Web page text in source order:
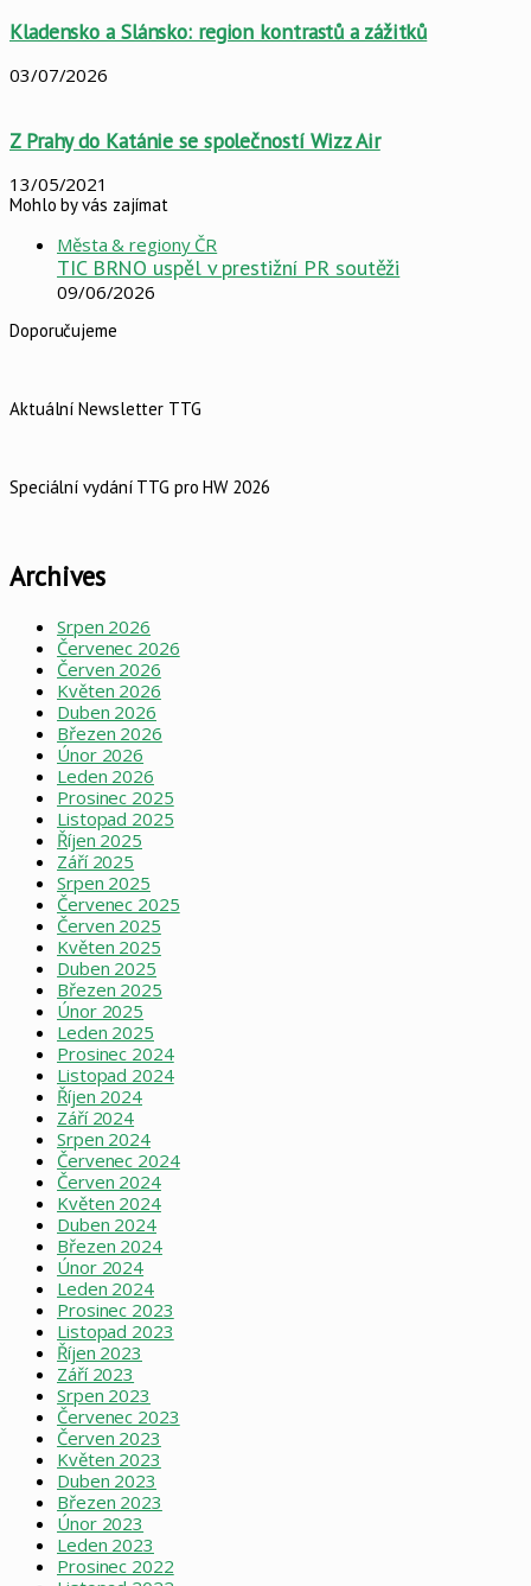
Kladensko a Slánsko: region kontrastů a zážitků
03/07/2026
Z Prahy do Katánie se společností Wizz Air
13/05/2021
Mohlo by vás zajímat
Města & regiony ČR
TIC BRNO uspěl v prestižní PR soutěži
09/06/2026
Doporučujeme
Aktuální Newsletter TTG
Speciální vydání TTG pro HW 2026
Archives
Srpen 2026
Červenec 2026
Červen 2026
Květen 2026
Duben 2026
Březen 2026
Únor 2026
Leden 2026
Prosinec 2025
Listopad 2025
Říjen 2025
Září 2025
Srpen 2025
Červenec 2025
Červen 2025
Květen 2025
Duben 2025
Březen 2025
Únor 2025
Leden 2025
Prosinec 2024
Listopad 2024
Říjen 2024
Září 2024
Srpen 2024
Červenec 2024
Červen 2024
Květen 2024
Duben 2024
Březen 2024
Únor 2024
Leden 2024
Prosinec 2023
Listopad 2023
Říjen 2023
Září 2023
Srpen 2023
Červenec 2023
Červen 2023
Květen 2023
Duben 2023
Březen 2023
Únor 2023
Leden 2023
Prosinec 2022